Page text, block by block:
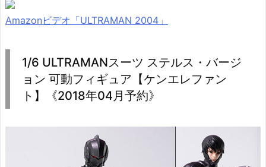
Amazonビデオ「ULTRAMAN 2004」
1/6 ULTRAMANスーツ ステルス・バージ
ョン 可動フィギュア【ケンエレファン
ト】《2018年04月予約》